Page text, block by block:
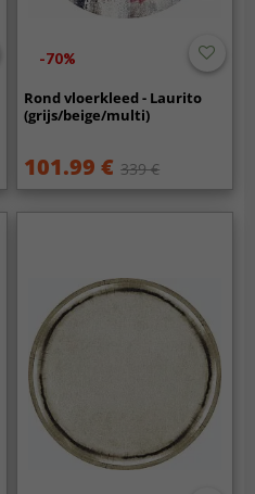
-70%
Rond vloerkleed - Laurito
(grijs/beige/multi)
101.99 € 339 €